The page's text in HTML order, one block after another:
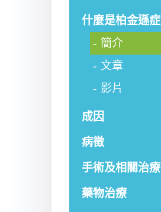
什麼是柏金遜症
簡介
文章
影片
成因
病徵
手術及相關治療
藥物治療